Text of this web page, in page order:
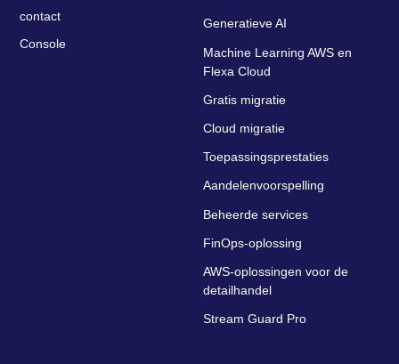
contact
Console
Generatieve AI
Machine Learning AWS en
Flexa Cloud
Gratis migratie
Cloud migratie
Toepassingsprestaties
Aandelenvoorspelling
Beheerde services
FinOps-oplossing
AWS-oplossingen voor de
detailhandel
Stream Guard Pro